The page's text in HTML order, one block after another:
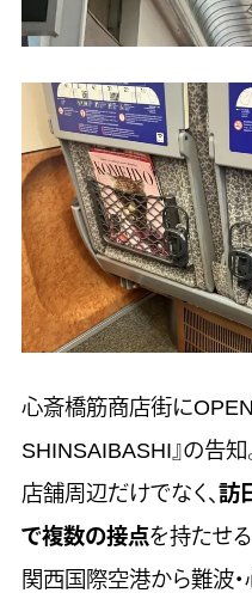
心斎橋筋商店街に
SHINSAIBASHI』の告知
店舗周辺だけでなく、訪
で複数の接点を持たせ
関西国際空港から難波